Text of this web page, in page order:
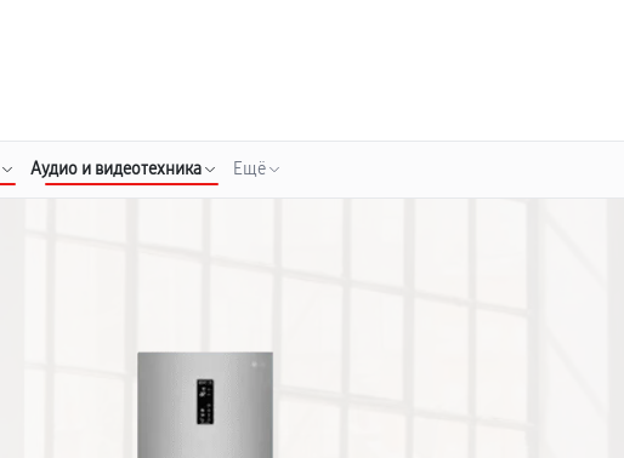
Аудио и видеотехника Ещё